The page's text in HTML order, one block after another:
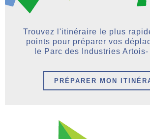
Trouvez l'itinéraire le plus
points pour préparer vos
le Parc des Industries
PRÉPARER MON